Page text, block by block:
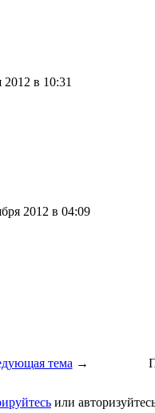
в 10:31
2012 в 04:09
тема→
или